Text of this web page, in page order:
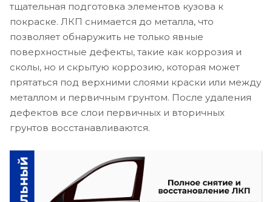
тщательная подготовка элементов кузова к
покраске. ЛКП снимается до металла, что
позволяет обнаружить не только явные
поверхностные дефекты, такие как коррозия и
сколы, но и скрытую коррозию, которая может
прятаться под верхними слоями краски или между
металлом и первичным грунтом. После удаления
дефектов все слои первичных и вторичных
грунтов восстанавливаются.